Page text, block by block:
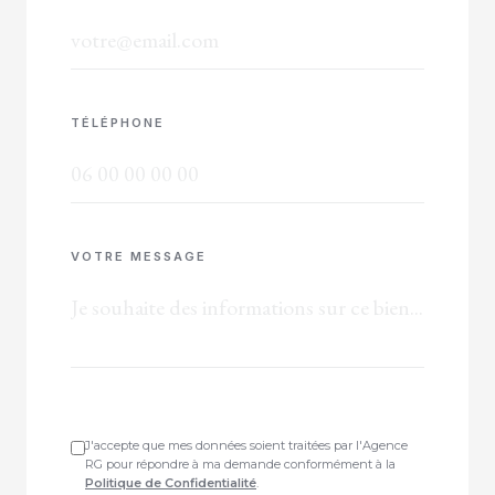
TÉLÉPHONE
VOTRE MESSAGE
J'accepte que mes données soient traitées par l'Agence
RG pour répondre à ma demande conformément à la
Politique de Confidentialité